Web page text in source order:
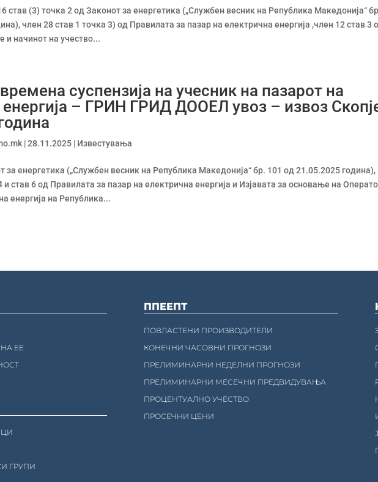
став (3) точка 2 од Законот за енергетика („Службен весник на Република Македонија“
член 28 став 1 точка 3) од Правилата за пазар на електрична енергија ,член 12 став 3
и начинот на учество...
суспензија на учесник на пазарот на
енергија – ГРИН ГРИД ДООЕЛ увоз – извоз
|28.11.2025 | Известувања
за енергетика („Службен весник на Република Македонија“ бр. 101 од 21.05.2025 година),
и став 6 од Правилата за пазар на електрична енергија и Изјавата за основање на
енергија на Република...
ЕЕ
ГРУПИ
ППЕЕПТ
ПОВЛАСТЕНИ ПРОИЗВОДИТЕЛИ
КОНЕЧНИ ЧАСОВНИ ПРОГНОЗИ
ПРЕЛИМИНАРНИ НЕДЕЛНИ ПРОГНОЗИ
ПРЕЛИМИНАРНИ МЕСЕЧНИ ПРЕДВИДУВАЊА
ПРОЦЕНТУАЛНО УЧЕСТВО
ПРОСЕЧНИ ЦЕНИ